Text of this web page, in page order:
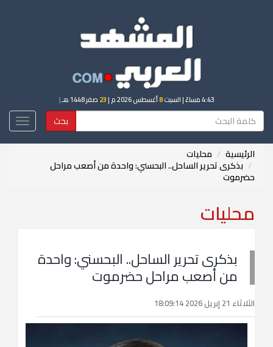
4:43 مساءً | السبت8أغسطس 2026 م | 23 صفر 1448 هـ |
بحث
الرئيسية محليات
بذكرى تحرير الساحل.. البحسني: واحدة من أصعب مراحل
حضرموت
محليات
بذكرى تحرير الساحل.. البحسني: واحدة
من أصعب مراحل حضرموت
الثلاثاء 21 إبريل 2026 18:09:14